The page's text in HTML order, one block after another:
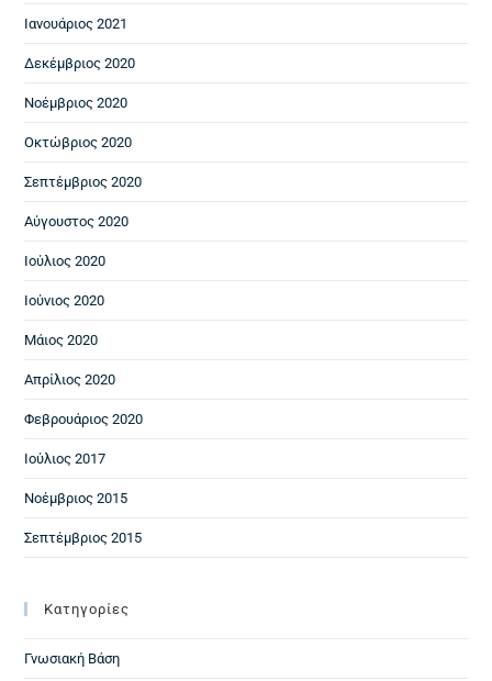
Ιανουάριος 2021
Δεκέμβριος 2020
Νοέμβριος 2020
Οκτώβριος 2020
Σεπτέμβριος 2020
Αύγουστος 2020
Ιούλιος 2020
Ιούνιος 2020
Μάιος 2020
Απρίλιος 2020
Φεβρουάριος 2020
Ιούλιος 2017
Νοέμβριος 2015
Σεπτέμβριος 2015
Kατηγορίες
Γνωσιακή Βάση